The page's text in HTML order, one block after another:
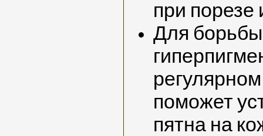
при порезе
Для
поможет
пятна на